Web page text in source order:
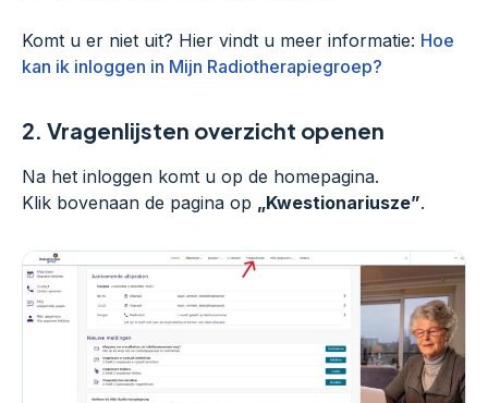
Komt u er niet uit? Hier vindt u meer informatie: Hoe
kan ik inloggen in Mijn Radiotherapiegroep?
2. Vragenlijsten overzicht openen
Na het inloggen komt u op de homepagina.
Klik bovenaan de pagina op „Kwestionariusze”.